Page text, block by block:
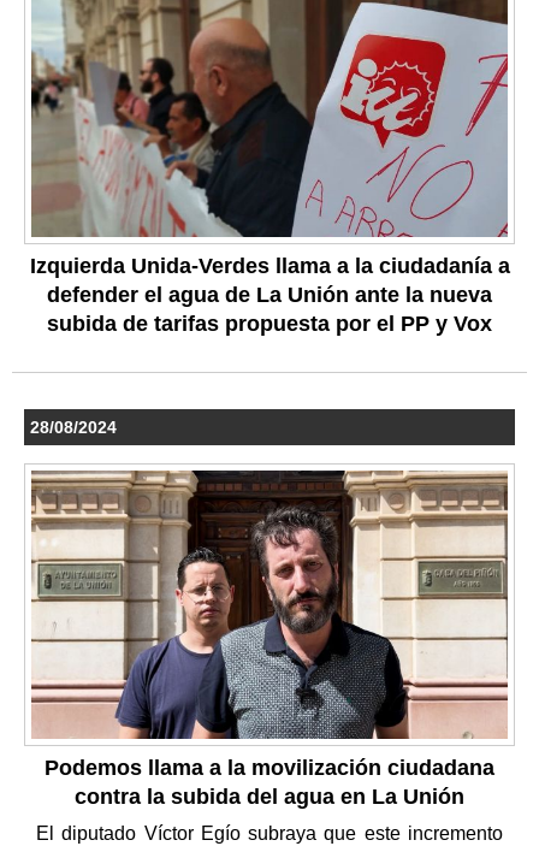
Izquierda Unida-Verdes llama a la ciudadanía a
defender el agua de La Unión ante la nueva
subida de tarifas propuesta por el PP y Vox
28/08/2024
Podemos llama a la movilización ciudadana
contra la subida del agua en La Unión
El diputado Víctor Egío subraya que este incremento